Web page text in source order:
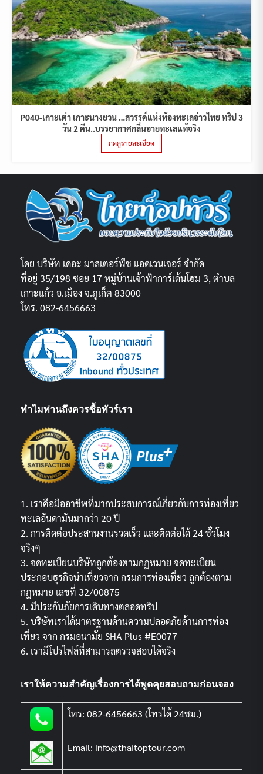
P040-เกาะเต่า เกาะนางยวน …สวรรค์แห่งท้องทะเลอ่าวไทย ทริป 3
วัน 2 คืน..บรรยากาศกลิ่นอายทะเลแท้จริง
กดดูรายละเอียด
โดย บริษัท เดอะ มาสเตอร์พีช แอดเวนเจอร์ จำกัด
ที่อยู่ 35/198 ซอย 17 หมู่บ้านเจ้าฟ้าการ์เด้นโฮม 3, ตำบล
เกาะแก้ว อ.เมือง จ.ภูเก็ต 83000
โทร. 082-6456663
ทำไมท่านถึงควรซื้อทัวร์เรา
1. เราคือมืออาชีพที่มากประสบการณ์เกี่ยวกับการท่องเที่ยว
ทะเลอันดามันมากว่า 20 ปี
2. การติดต่อประสานงานรวดเร็ว และติดต่อได้ 24 ชั่วโมง
จริงๆ
3. จดทะเบียนบริษัทถูกต้องตามกฏหมาย จดทะเบียน
ประกอบธุรกิจนำเที่ยวจาก กรมการท่องเที่ยว ถูกต้องตาม
กฎหมาย เลขที่ 32/00875
4. มีประกันภัยการเดินทางตลอดทริป
5. บริษัทเราได้มาตรฐานด้านความปลอดภัยด้านการท่อง
เที่ยว จาก กรมอนามัย SHA Plus #E0077
6. เรามีโปรไฟล์ที่สามารถตรวจสอบได้จริง
เราให้ความสำคัญเรื่องการได้พูดคุยสอบถามก่อนจอง
โทร: 082-6456663 (โทรได้ 24ชม.)
Email: info@thaitoptour.com